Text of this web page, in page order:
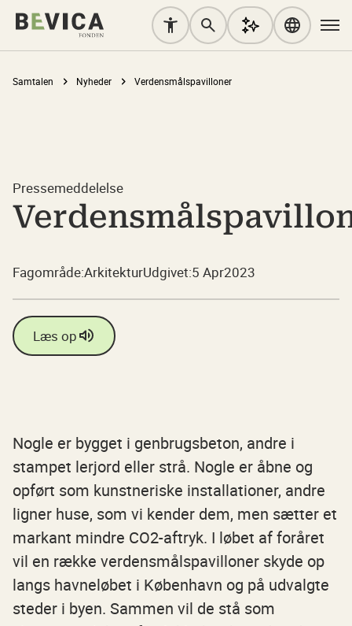
Samtalen Nyheder Verdensmålspavilloner
Pressemeddelelse
Fagområde:ArkitekturUdgivet:5 Apr2023
Læs op
Nogle er bygget i genbrugsbeton, andre i
stampet lerjord eller strå. Nogle er åbne og
opført som kunstneriske installationer, andre
ligner huse, som vi kender dem, men sætter et
markant mindre CO2-aftryk. I løbet af foråret
vil en række verdensmålspavilloner skyde op
langs havneløbet i København og på udvalgte
steder i byen. Sammen vil de stå som